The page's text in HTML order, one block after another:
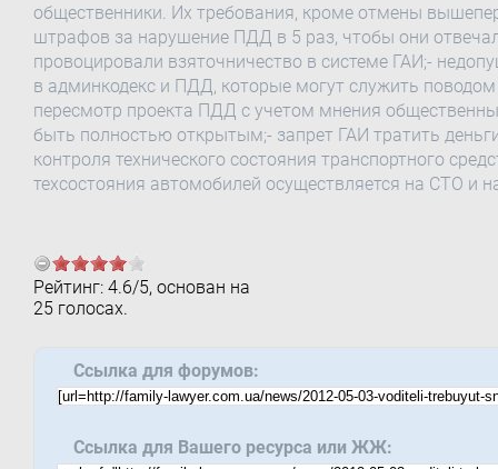
общественники. Их требования, кроме отмены
штрафов за нарушение ПДД в 5 раз, чтобы они
провоцировали взяточничество в системе ГАИ;-
в админкодекс и ПДД, которые могут служить
пересмотр проекта ПДД с учетом мнения
быть полностью открытым;- запрет ГАИ тратить
контроля технического состояния транспортного
техсостояния автомобилей осуществляется на СТО и
Рейтинг: 4.6/5, основан на
25голосах.
Ссылка для форумов:
Ссылка для Вашего ресурса или ЖЖ: